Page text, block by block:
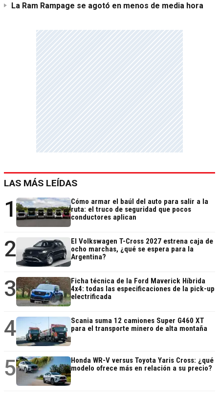
La Ram Rampage se agotó en menos de media hora
LAS MÁS LEÍDAS
1
Cómo armar el baúl del auto para salir a la
ruta: el truco de seguridad que pocos
conductores aplican
2
El Volkswagen T-Cross 2027 estrena caja de
ocho marchas, ¿qué se espera para la
Argentina?
3
Ficha técnica de la Ford Maverick Híbrida
4x4: todas las especificaciones de la pick-up
electrificada
4
Scania suma 12 camiones Super G460 XT
para el transporte minero de alta montaña
5
Honda WR-V versus Toyota Yaris Cross: ¿qué
modelo ofrece más en relación a su precio?